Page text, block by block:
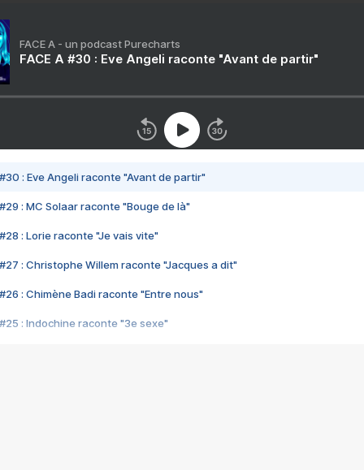
FACE A - un podcast Purecharts
FACE A #30 : Eve Angeli raconte "Avant de partir"
#30 : Eve Angeli raconte "Avant de partir"
#29 : MC Solaar raconte "Bouge de là"
#28 : Lorie raconte "Je vais vite"
#27 : Christophe Willem raconte "Jacques a dit"
#26 : Chimène Badi raconte "Entre nous"
#25 : Indochine raconte "3e sexe"